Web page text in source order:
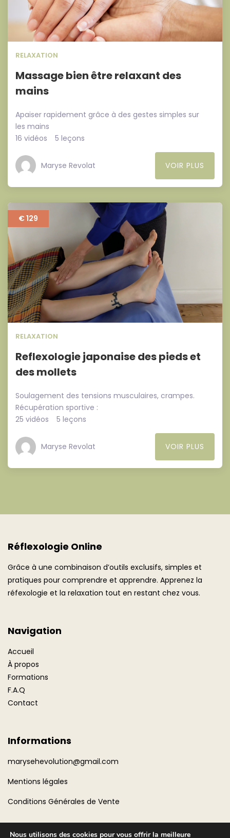
RELAXATION
Massage bien être relaxant des
mains
Apaiser rapidement grâce à des gestes simples sur
les mains
16 vidéos
5 leçons
Maryse Revolat VOIR PLUS
€ 129
RELAXATION
Reflexologie japonaise des pieds et
des mollets
Soulagement des tensions musculaires, crampes.
Récupération sportive :
25 vidéos
5 leçons
Maryse Revolat VOIR PLUS
Réflexologie Online
Grâce à une combinaison d’outils exclusifs, simples et
pratiques pour comprendre et apprendre. Apprenez la
réfexologie et la relaxation tout en restant chez vous.
Navigation
Accueil
À propos
Formations
F.A.Q
Contact
Informations
marysehevolution@gmail.com
Mentions légales
Conditions Générales de Vente
Nous utilisons des cookies pour vous offrir la meilleure